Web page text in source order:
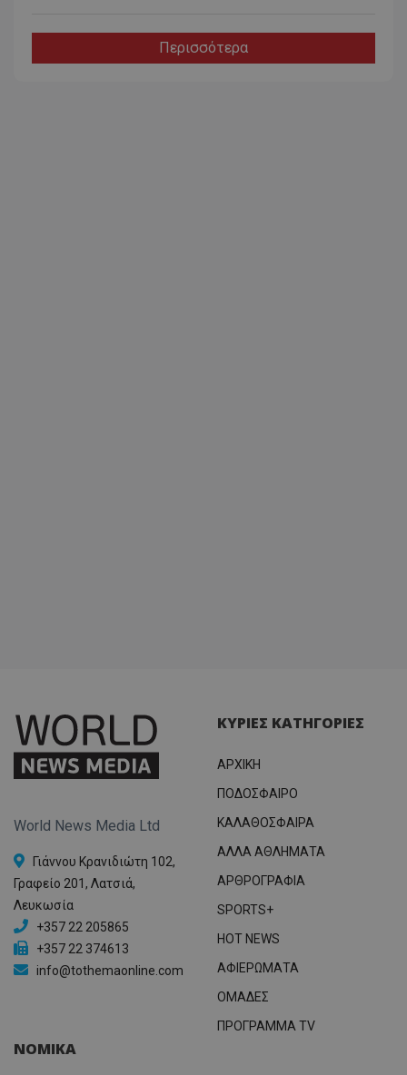
Περισσότερα
World News Media Ltd
Γιάννου Κρανιδιώτη 102,
Γραφείο 201, Λατσιά,
Λευκωσία
+357 22 205865
+357 22 374613
info@tothemaonline.com
ΚΥΡΙΕΣ ΚΑΤΗΓΟΡΙΕΣ
ΑΡΧΙΚΗ
ΠΟΔΟΣΦΑΙΡΟ
ΚΑΛΑΘΟΣΦΑΙΡΑ
ΑΛΛΑ ΑΘΛΗΜΑΤΑ
ΑΡΘΡΟΓΡΑΦΙΑ
SPORTS+
HOT NEWS
ΑΦΙΕΡΩΜΑΤΑ
ΟΜΑΔΕΣ
ΠΡΟΓΡΑΜΜΑ TV
ΝΟΜΙΚΑ